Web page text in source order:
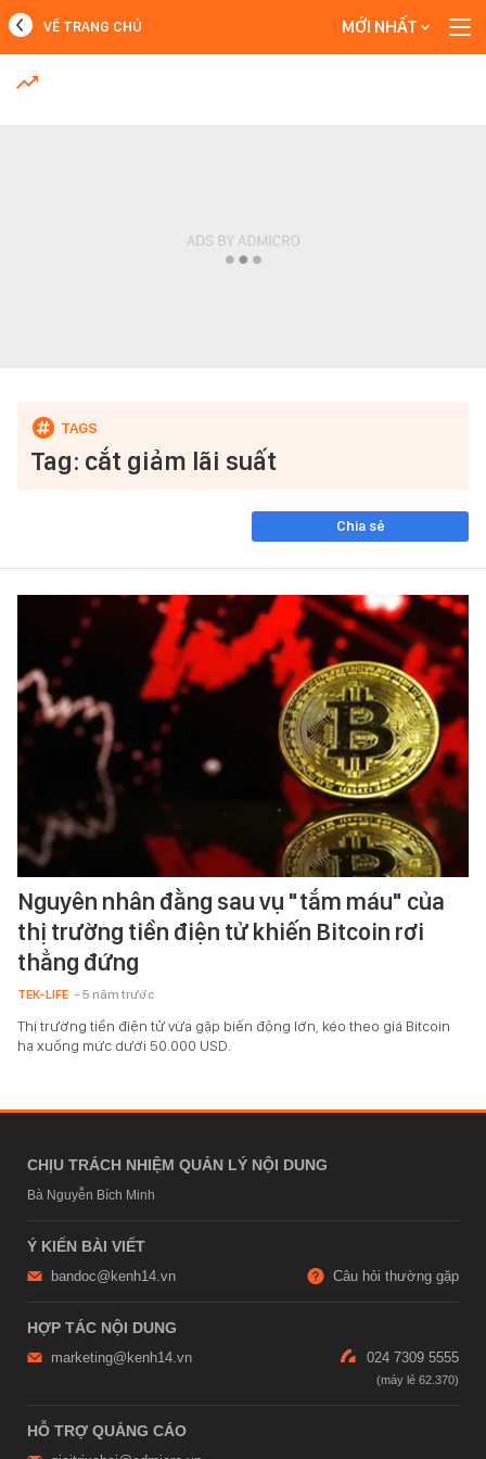
MỚI NHẤT
VỀ TRANG CHỦ MỚI NHẤT
Tag: cắt giảm lãi suất
Chia sẻ
Nguyên nhân đằng sau vụ "tắm máu" của
thị trường tiền điện tử khiến Bitcoin rơi
thẳng đứng
TEK-LIFE - 5 năm trước
Thị trường tiền điện tử vừa gặp biến động lớn, kéo theo giá Bitcoin
hạ xuống mức dưới 50.000 USD.
CHỊU TRÁCH NHIỆM QUẢN LÝ NỘI DUNG
Bà Nguyễn Bích Minh
Ý KIẾN BÀI VIẾT
bandoc@kenh14.vn Câu hỏi thường gặp
HỢP TÁC NỘI DUNG
marketing@kenh14.vn 024 7309 5555
HỖ TRỢ QUẢNG CÁO